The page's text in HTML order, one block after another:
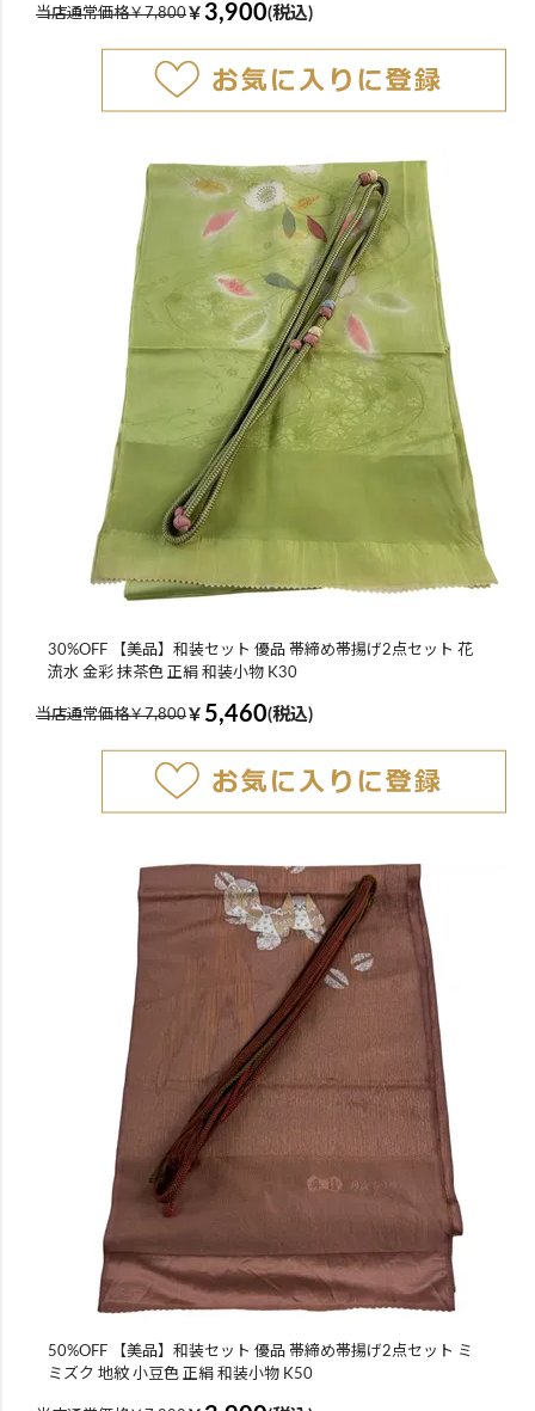
当店通常価格￥7,800￥ 3,900(税込)
30%OFF 【美品】和装セット 優品 帯締め帯揚げ2点セット 花
流水 金彩 抹茶色 正絹 和装小物 K30
当店通常価格￥7,800￥ 5,460(税込)
50%OFF 【美品】和装セット 優品 帯締め帯揚げ2点セット ミ
ミズク 地紋 小豆色 正絹 和装小物 K50